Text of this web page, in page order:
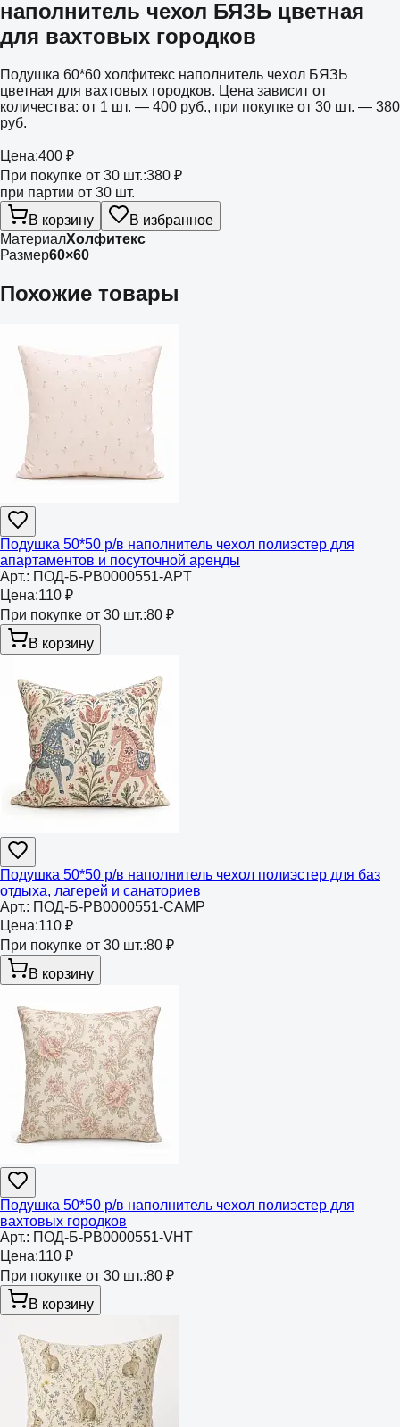
наполнитель чехол БЯЗЬ цветная
для вахтовых городков
Подушка 60*60 холфитекс наполнитель чехол БЯЗЬ
цветная для вахтовых городков. Цена зависит от
количества: от 1 шт. — 400 руб., при покупке от 30 шт. — 380
руб.
Цена:400 ₽
При покупке от 30 шт.:380 ₽
при партии от 30 шт.
В корзину
В избранное
МатериалХолфитекс
Размер60×60
Похожие товары
Подушка 50*50 р/в наполнитель чехол полиэстер для
апартаментов и посуточной аренды
Арт.: ПОД-Б-РВ0000551-APT
Цена:110 ₽
При покупке от 30 шт.:80 ₽
В корзину
Подушка 50*50 р/в наполнитель чехол полиэстер для баз
отдыха, лагерей и санаториев
Арт.: ПОД-Б-РВ0000551-CAMP
Цена:110 ₽
При покупке от 30 шт.:80 ₽
В корзину
Подушка 50*50 р/в наполнитель чехол полиэстер для
вахтовых городков
Арт.: ПОД-Б-РВ0000551-VHT
Цена:110 ₽
При покупке от 30 шт.:80 ₽
В корзину